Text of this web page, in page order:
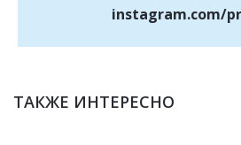
instagram.com/
ТАКЖЕ ИНТЕРЕСНО